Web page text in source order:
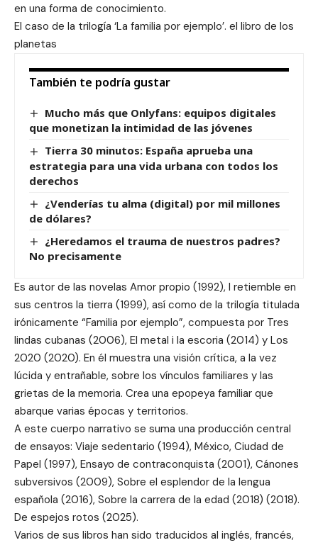
en una forma de conocimiento.
El caso de la trilogía ‘La familia por ejemplo’. el libro de los
planetas
También te podría gustar
Mucho más que Onlyfans: equipos digitales
que monetizan la intimidad de las jóvenes
Tierra 30 minutos: España aprueba una
estrategia para una vida urbana con todos los
derechos
¿Venderías tu alma (digital) por mil millones
de dólares?
¿Heredamos el trauma de nuestros padres?
No precisamente
Es autor de las novelas Amor propio (1992), I retiemble en
sus centros la tierra (1999), así como de la trilogía titulada
irónicamente “Familia por ejemplo”, compuesta por Tres
lindas cubanas (2006), El metal i la escoria (2014) y Los
2020 (2020). En él muestra una visión crítica, a la vez
lúcida y entrañable, sobre los vínculos familiares y las
grietas de la memoria. Crea una epopeya familiar que
abarque varias épocas y territorios.
A este cuerpo narrativo se suma una producción central
de ensayos: Viaje sedentario (1994), México, Ciudad de
Papel (1997), Ensayo de contraconquista (2001), Cánones
subversivos (2009), Sobre el esplendor de la lengua
española (2016), Sobre la carrera de la edad (2018) (2018).
De espejos rotos (2025).
Varios de sus libros han sido traducidos al inglés, francés,